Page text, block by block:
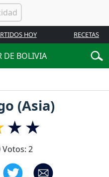
HOY RECETAS
DE BOLIVIA
(Asia)
Votos: 2